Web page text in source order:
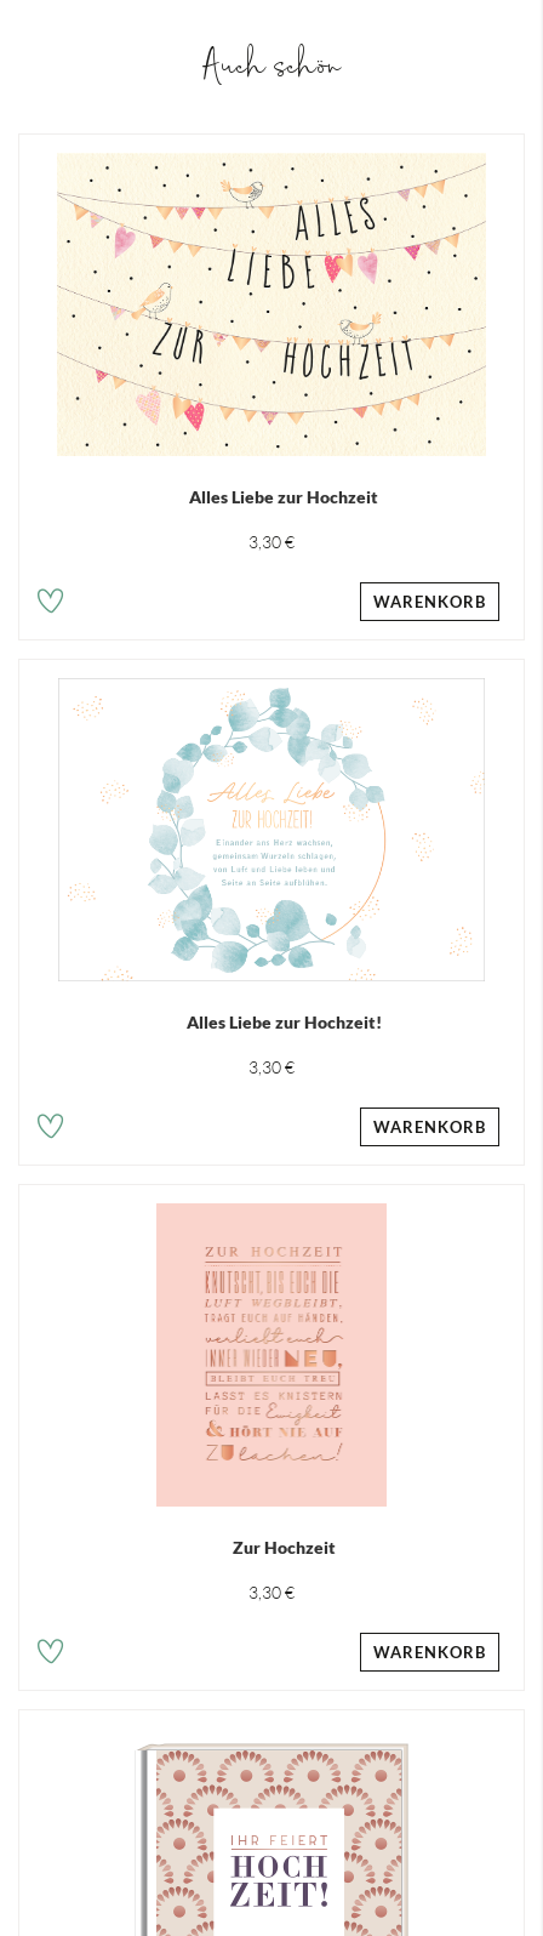
Auch schön
Alles Liebe zur Hochzeit
3,30 €
WARENKORB
Alles Liebe zur Hochzeit!
3,30 €
WARENKORB
Zur Hochzeit
3,30 €
WARENKORB